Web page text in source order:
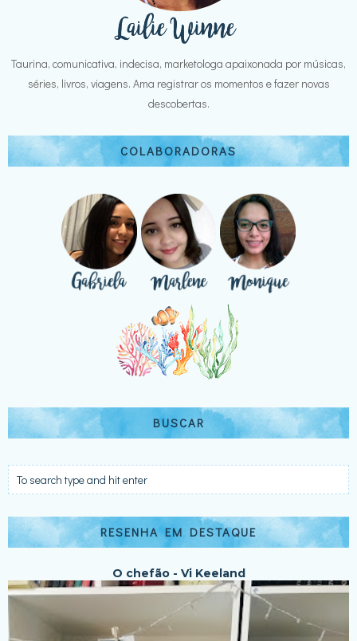
Taurina, comunicativa, indecisa, marketologa apaixonada por músicas,
séries, livros, viagens. Ama registrar os momentos e fazer novas
descobertas.
COLABORADORAS
BUSCAR
RESENHA EM DESTAQUE
O chefão - Vi Keeland